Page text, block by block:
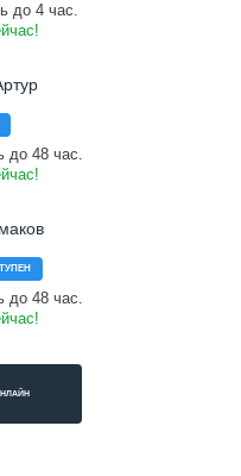
до 4 час.
до 48 час.
до 48 час.